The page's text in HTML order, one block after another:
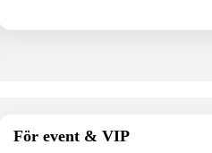
För event & VIP